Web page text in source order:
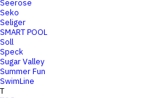
Seerose
Seko
Seliger
SMART POOL
Soll
Speck
Sugar Valley
Summer Fun
SwimLine
T